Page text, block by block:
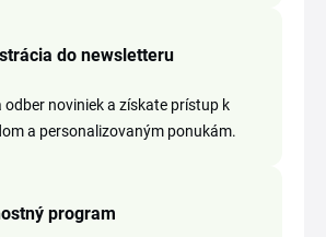
do newsletteru
odber noviniek a získate prístup k
a personalizovaným ponukám.
program